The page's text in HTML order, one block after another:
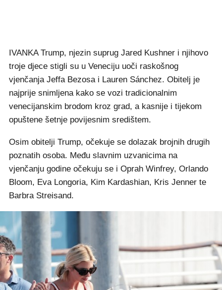
IVANKA Trump, njezin suprug Jared Kushner i njihovo
troje djece stigli su u Veneciju uoči raskošnog
vjenčanja Jeffa Bezosa i Lauren Sánchez. Obitelj je
najprije snimljena kako se vozi tradicionalnim
venecijanskim brodom kroz grad, a kasnije i tijekom
opuštene šetnje povijesnim središtem.
Osim obitelji Trump, očekuje se dolazak brojnih drugih
poznatih osoba. Među slavnim uzvanicima na
vjenčanju godine očekuju se i Oprah Winfrey, Orlando
Bloom, Eva Longoria, Kim Kardashian, Kris Jenner te
Barbra Streisand.